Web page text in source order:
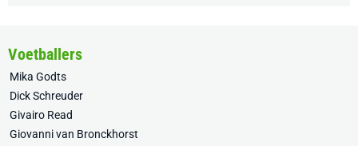
Voetballers
Mika Godts
Dick Schreuder
Givairo Read
Giovanni van Bronckhorst